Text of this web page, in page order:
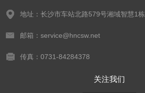
地址：长沙市车站北路579号湘域智慧1栋
邮箱：service@hncsw.net
传真：0731-84284378
关注我们